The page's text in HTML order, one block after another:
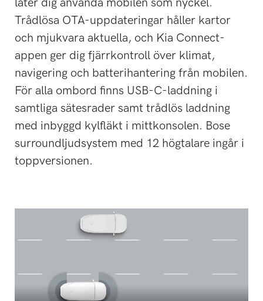
Trådlösa OTA-uppdateringar håller kartor
och mjukvara aktuella, och Kia Connect-
appen ger dig fjärrkontroll över klimat,
navigering och batterihantering från mobilen.
För alla ombord finns USB-C-laddning i
samtliga sätesrader samt trådlös laddning
med inbyggd kylfläkt i mittkonsolen. Bose
surroundljudsystem med 12 högtalare ingår i
toppversionen.